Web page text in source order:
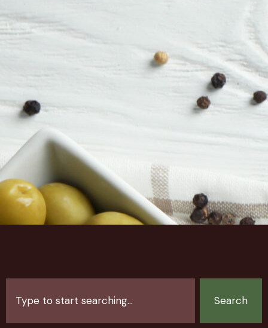
Search